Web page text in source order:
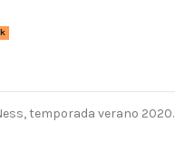
temporada verano 2020.